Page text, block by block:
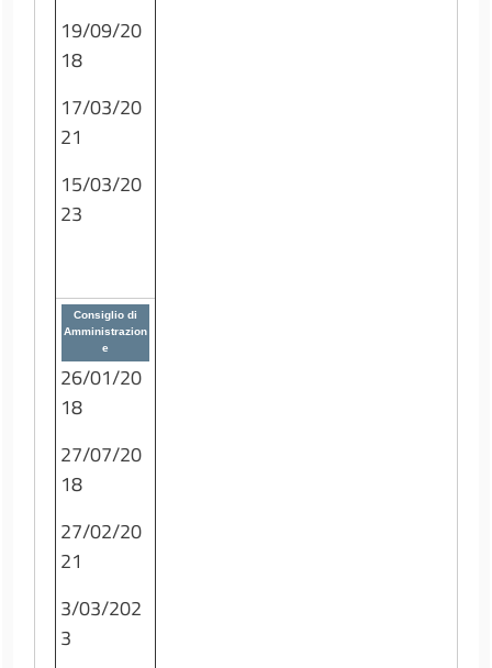
19/09/20
18
17/03/20
21
15/03/20
23
Consiglio di
Amministrazion
e
26/01/20
18
27/07/20
18
27/02/20
21
3/03/202
3